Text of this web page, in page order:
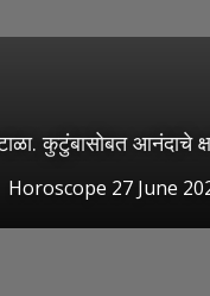
कुटुंबासोबत आनंदाचे
Horoscope 27 June